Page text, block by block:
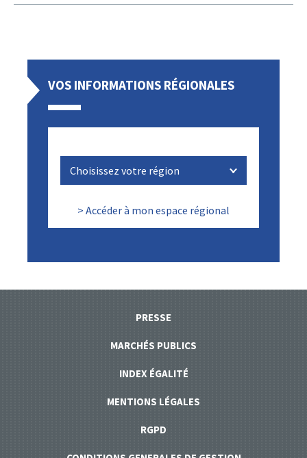
VOS INFORMATIONS RÉGIONALES
> Accéder à mon espace régional
PRESSE
MARCHÉS PUBLICS
INDEX ÉGALITÉ
MENTIONS LÉGALES
RGPD